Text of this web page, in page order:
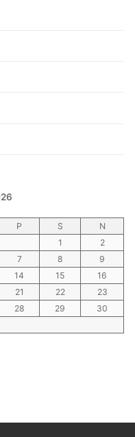
P S
N
1
2
7 8
9
14 15
16
21 22
23
28 29
30